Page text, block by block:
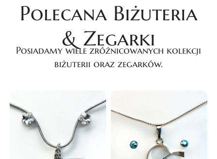
Polecana Biżuteria
& Zegarki
Posiadamy wiele zróżnicowanych kolekcji
biżuterii oraz zegarków.